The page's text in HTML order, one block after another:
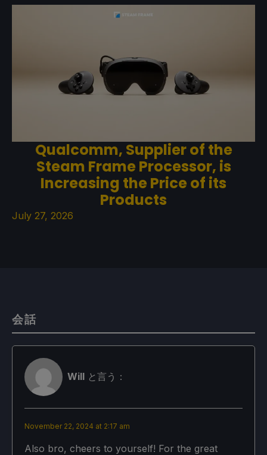
Qualcomm, Supplier of the
Steam Frame Processor, is
Increasing the Price of its
Products
July 27, 2026
会話
Will と言う：
November 22, 2024 at 2:17 am
Also bro, cheers to yourself! For the great